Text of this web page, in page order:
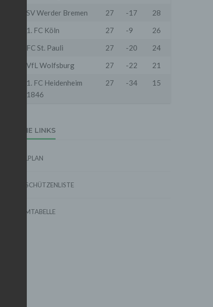
SV Werder Bremen 27 -17
28
1. FC Köln 27 -9
26
FC St. Pauli 27 -20
24
VfL Wolfsburg 27 -22
21
1. FC Heidenheim
1846
27 -34 15
EXTERNE LINKS
SPIELPLAN
TORSCHÜTZENLISTE
FORMTABELLE